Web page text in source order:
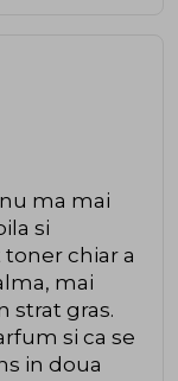
ma mai
si
toner chiar a
mai
strat gras.
si ca se
in doua